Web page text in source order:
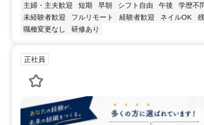
主婦・主夫歓迎
短期 早朝 シフト自由 午後 学歴不
未経験者歓迎
フルリモート 経験者歓迎 ネイルOK
職種変更なし
研修あり
正社員